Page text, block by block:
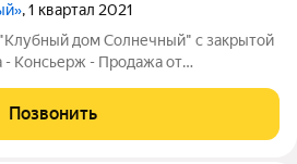
, 1 квартал 2021
дом Солнечный" с закрытой
- Консьерж - Продажа от
только после снятия
ипотеку.
Позвонить